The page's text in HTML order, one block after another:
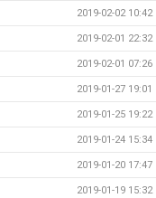
2019-02-02 10:42
2019-02-01 22:32
2019-02-01 07:26
2019-01-27 19:01
2019-01-25 19:22
2019-01-24 15:34
2019-01-20 17:47
2019-01-19 15:32